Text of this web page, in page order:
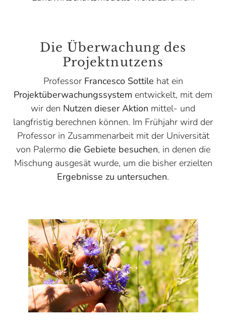
Die Überwachung des
Projektnutzens
Professor Francesco Sottile hat ein
Projektüberwachungssystem entwickelt, mit dem
wir den Nutzen dieser Aktion mittel- und
langfristig berechnen können. Im Frühjahr wird der
Professor in Zusammenarbeit mit der Universität
von Palermo die Gebiete besuchen, in denen die
Mischung ausgesät wurde, um die bisher erzielten
Ergebnisse zu untersuchen.